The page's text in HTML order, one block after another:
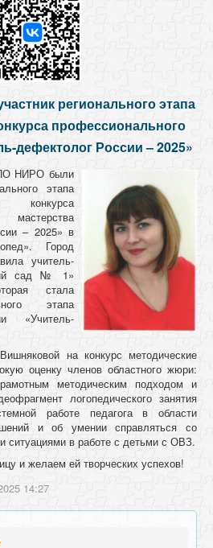
регионального этапа
профессионального
дефектолог России – 2025»
НИРО были
этапа
– 2025» в
Город
учитель-
сад № 1»
стала
этапа
«Учитель-
на конкурс методические
оценку членов областного жюри:
методическим подходом и
логопедического занятия
работе педагога в области
и об умении справляться со
ситуациями в работе с детьми с ОВЗ.
и желаем ей творческих успехов!
14:27